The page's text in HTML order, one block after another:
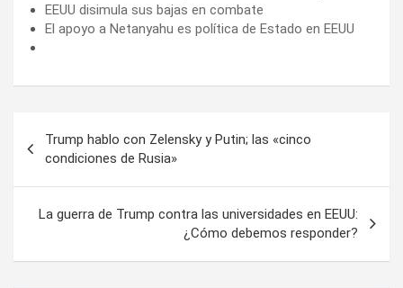
EEUU disimula sus bajas en combate
El apoyo a Netanyahu es política de Estado en EEUU
de
entradas
Trump hablo con Zelensky y Putin; las «cinco
condiciones de Rusia»
La guerra de Trump contra las universidades en EEUU:
¿Cómo debemos responder?